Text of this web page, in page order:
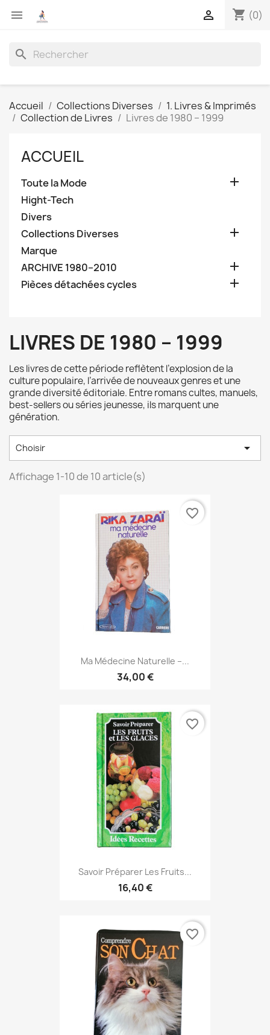
 shopping_cart (0)

search
Accueil Collections Diverses
1. Livres & Imprimés
Collection de Livres
Livres de 1980 – 1999
ACCUEIL
Toute la Mode 
Hight-Tech
Divers
Collections Diverses

Marque
ARCHIVE 1980–2010

Pièces détachées cycles 
LIVRES DE 1980 – 1999
Les livres de cette période reflètent l’explosion de la
culture populaire, l’arrivée de nouveaux genres et une
grande diversité éditoriale. Entre romans cultes, manuels,
best-sellers ou séries jeunesse, ils marquent une
génération.
Choisir 
Affichage 1-10 de 10 article(s)
Ma Médecine Naturelle –...
34,00 €
favorite_border
Savoir Préparer Les Fruits...
16,40 €
favorite_border
favorite_border